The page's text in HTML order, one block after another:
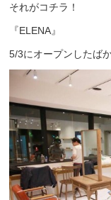
それがコチラ！
『ELENA』
5/3にオープンしたば